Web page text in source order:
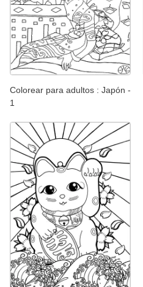
Colorear para adultos : Japón -
1